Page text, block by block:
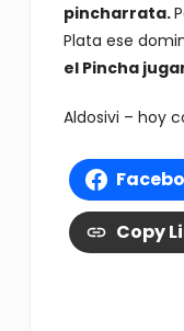
pincharrata.
Plata ese
el Pincha
Aldosivi – hoy
Copy